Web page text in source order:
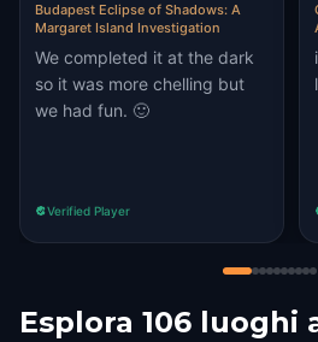
Budapest Eclipse of Shadows: A
Margaret Island Investigation
We completed it at the dark
so it was more chelling but
we had fun. 🙂
Verified Player
Esplora 106 luoghi